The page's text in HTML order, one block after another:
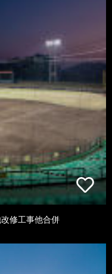
修工事他合併